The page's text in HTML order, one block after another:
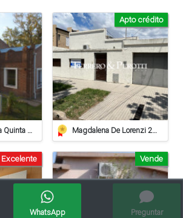
Vendo Magnifica Quinta De Grandes Dimensiones. - Zona Estación Saguier Magdalena De Lorenzi 223 - Venta
Apto crédito
Excelente Vende
WhatsApp Preguntar